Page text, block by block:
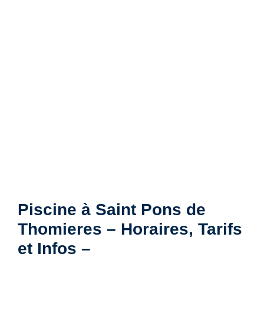
Piscine à Saint Pons de
Thomieres – Horaires, Tarifs
et Infos –